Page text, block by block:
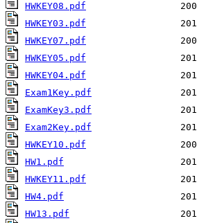
HWKEY08.pdf
HWKEY03.pdf
HWKEY07.pdf
HWKEY05.pdf
HWKEY04.pdf
Exam1Key.pdf
ExamKey3.pdf
Exam2Key.pdf
HWKEY10.pdf
HW1.pdf
HWKEY11.pdf
HW4.pdf
HW13.pdf